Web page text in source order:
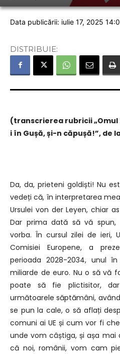
Data publicării: iulie 17, 2025
DISTRIBUIE:
(transcrierea rubricii „Omul
i în Gușă, și-n căpușă!”, de la
Da, da, prieteni goldiști! Nu
vedeți că, în interpretarea
Ursulei von der Leyen, chiar
Dar prima dată să vă
vorba. În cursul zilei de ieri,
Comisiei Europene, a
perioada 2028-2034, unul
miliarde de euro. Nu o să vă
poate să fie plictisitor,
următoarele săptămâni,
se pun la cale, o să aflați
comuni ai UE și cum vor fi
unde vom câștiga, și așa mai
că noi, românii, vom cam